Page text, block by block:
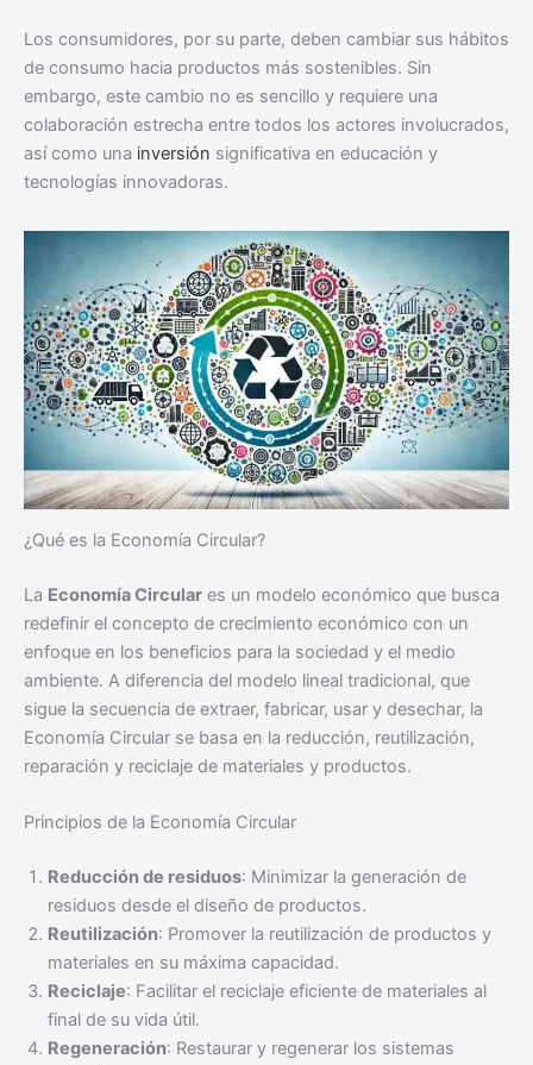
Los consumidores, por su parte, deben cambiar sus hábitos
de consumo hacia productos más sostenibles. Sin
embargo, este cambio no es sencillo y requiere una
colaboración estrecha entre todos los actores involucrados,
así como una inversión significativa en educación y
tecnologías innovadoras.
¿Qué es la Economía Circular?
La Economía Circular es un modelo económico que busca
redefinir el concepto de crecimiento económico con un
enfoque en los beneficios para la sociedad y el medio
ambiente. A diferencia del modelo lineal tradicional, que
sigue la secuencia de extraer, fabricar, usar y desechar, la
Economía Circular se basa en la reducción, reutilización,
reparación y reciclaje de materiales y productos.
Principios de la Economía Circular
Reducción de residuos: Minimizar la generación de
residuos desde el diseño de productos.
Reutilización: Promover la reutilización de productos y
materiales en su máxima capacidad.
Reciclaje: Facilitar el reciclaje eficiente de materiales al
final de su vida útil.
Regeneración: Restaurar y regenerar los sistemas